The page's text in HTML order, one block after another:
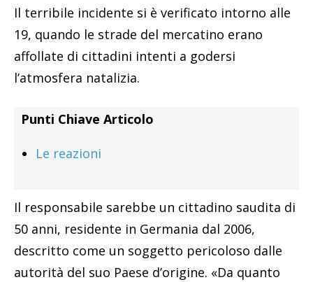
Il terribile incidente si è verificato intorno alle
19, quando le strade del mercatino erano
affollate di cittadini intenti a godersi
l’atmosfera natalizia.
Punti Chiave Articolo
Le reazioni
Il responsabile sarebbe un cittadino saudita di
50 anni, residente in Germania dal 2006,
descritto come un soggetto pericoloso dalle
autorità del suo Paese d’origine. «Da quanto